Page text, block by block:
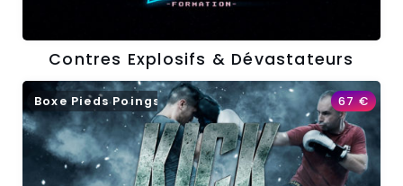
Contres Explosifs & Dévastateurs
Boxe Pieds Poings 67€